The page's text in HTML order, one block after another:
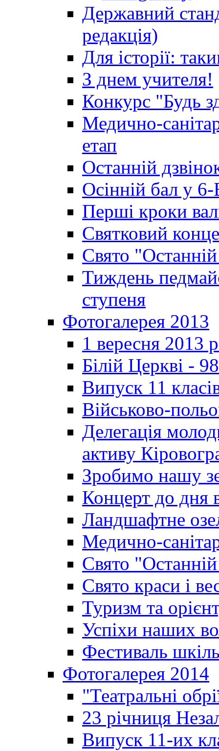
Державний
редакція)
Для історії:
З днем учителя!
Конкурс "Будь
Медично-
етап
Останній
Осінній бал у 6-
Перші кроки
Святковий
Свято
Тиждень
ступеня
Фотогалерея 2013
1 вересня 2013
Білій Церкві -
Випуск 11
Військово-
Делегація
активу
Зробимо нашу
Концерт до дня
Ландшафтне
Медично-
Свято
Свято краси і
Туризм та
Успіхи наших
Фестиваль
Фотогалерея 2014
"Театральні
23 річниця
Випуск 11-их